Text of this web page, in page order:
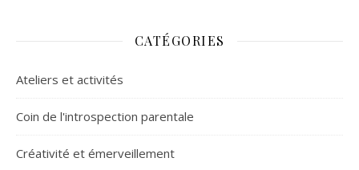
CATÉGORIES
Ateliers et activités
Coin de l'introspection parentale
Créativité et émerveillement